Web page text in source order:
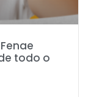
todo o